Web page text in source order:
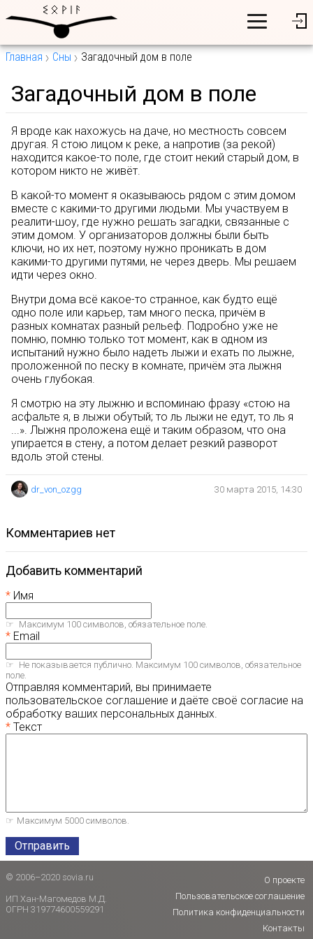
Главная Сны Загадочный дом в поле
Загадочный дом в поле
Я вроде как нахожусь на даче, но местность совсем
другая. Я стою лицом к реке, а напротив (за рекой)
находится какое-то поле, где стоит некий старый дом, в
котором никто не живёт.
В какой-то момент я оказываюсь рядом с этим домом
вместе с какими-то другими людьми. Мы участвуем в
реалити-шоу, где нужно решать загадки, связанные с
этим домом. У организаторов должны были быть
ключи, но их нет, поэтому нужно проникать в дом
какими-то другими путями, не через дверь. Мы решаем
идти через окно.
Внутри дома всё какое-то странное, как будто ещё
одно поле или карьер, там много песка, причём в
разных комнатах разный рельеф. Подробно уже не
помню, помню только тот момент, как в одном из
испытаний нужно было надеть лыжи и ехать по лыжне,
проложенной по песку в комнате, причём эта лыжня
очень глубокая.
Я смотрю на эту лыжню и вспоминаю фразу «стою на
асфальте я, в лыжи обутый; то ль лыжи не едут, то ль я
...». Лыжня проложена ещё и таким образом, что она
упирается в стену, а потом делает резкий разворот
вдоль этой стены.
dr_von_ozgg 30 марта 2015, 14:30
комментариев нет
Добавить комментарий
Имя
Максимум 100 символов, обязательное поле.
Email
Не показывается публично. Максимум 100 символов, обязательное
поле.
Отправляя комментарий, вы принимаете
пользовательское соглашение и даёте своё согласие на
обработку ваших персональных данных.
Текст
Максимум 5000 символов.
Отправить
© 2006–2020 sovia.ru
ИП Хан-Магомедов М.Д.
ОГРН 319774600559291
О проекте
Пользовательское соглашение
Политика конфиденциальности
Контакты